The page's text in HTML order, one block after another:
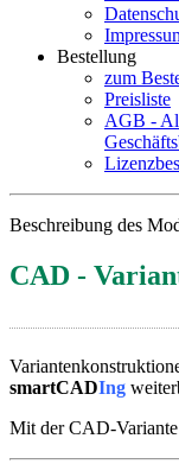
Bestellung
zum
Preisliste
AGB -
Beschreibung des
CAD -
smartCADIng
Mit der CAD-Variante